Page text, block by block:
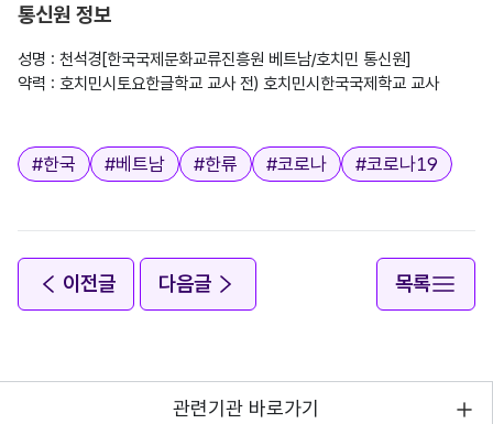
통신원 정보
성명 : 천석경[한국국제문화교류진흥원 베트남/호치민 통신원]
약력 : 호치민시토요한글학교 교사 전) 호치민시한국국제학교 교사
태그
#한국 #베트남 #한류 #코로나 #코로나19
이전글 다음글 목록
관련기관 바로가기